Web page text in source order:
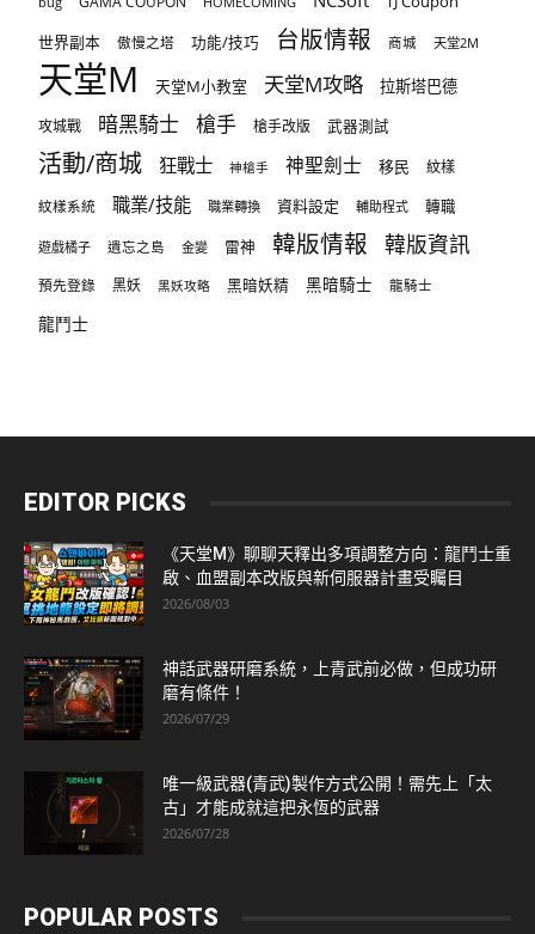
世界副本
傲慢之塔 功能/技巧 台版情報 商城 天堂2M
天堂M 天堂M小教室 天堂M攻略 拉斯塔巴德
攻城戰 暗黑騎士 槍手 槍手改版 武器測試
活動/商城 狂戰士 神槍手 神聖劍士 移民 紋樣
紋樣系統 職業/技能 職業轉換 資料設定 輔助程式 轉職
遊戲橘子 遺忘之島 金變 雷神 韓版情報 韓版資訊
預先登錄 黑妖 黑妖攻略 黑暗妖精 黑暗騎士 龍騎士
龍鬥士
EDITOR PICKS
《天堂M》聊聊天釋出多項調整方向：龍鬥士重
啟、血盟副本改版與新伺服器計畫受矚目
2026/08/03
神話武器研磨系統，上青武前必做，但成功研
磨有條件！
2026/07/29
唯一級武器(青武)製作方式公開！需先上「太
古」才能成就這把永恆的武器
2026/07/28
POPULAR POSTS